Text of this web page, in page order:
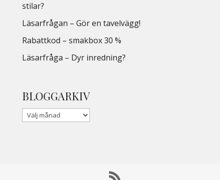
stilar?
Läsarfrågan – Gör en tavelvägg!
Rabattkod – smakbox 30 %
Läsarfråga – Dyr inredning?
BLOGGARKIV